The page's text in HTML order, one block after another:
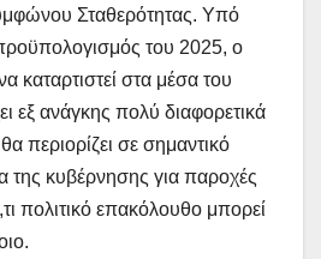
Σταθερότητας. Υπό
του 2025, ο
καταρτιστεί στα μέσα του
εξ ανάγκης πολύ διαφορετικά
περιορίζει σε σημαντικό
της κυβέρνησης για παροχές
πολιτικό επακόλουθο μπορεί